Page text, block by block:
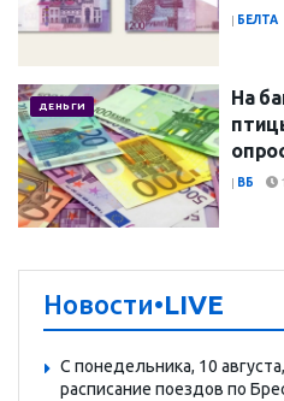
| БЕЛТА
ДЕНЬГИ
На
| ВБ
Новости•LIVE
С понедельника, 10
расписание поездов по